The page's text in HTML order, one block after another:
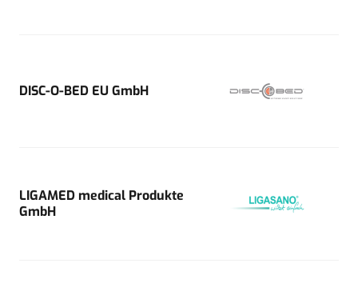
DISC-O-BED EU GmbH
LIGAMED medical Produkte
GmbH